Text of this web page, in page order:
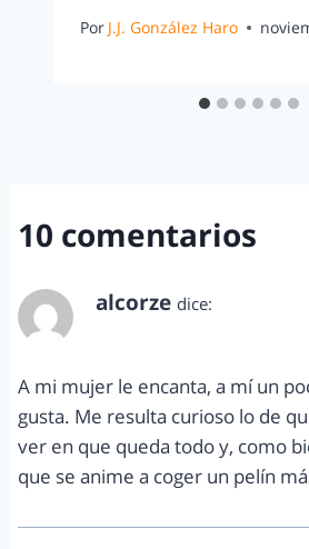
Por J.J. González Haro
10 comentarios
alcorze dice:
A mi mujer le encanta, a mí un
gusta. Me resulta curioso lo de
ver en que queda todo y, como
que se anime a coger un pelín